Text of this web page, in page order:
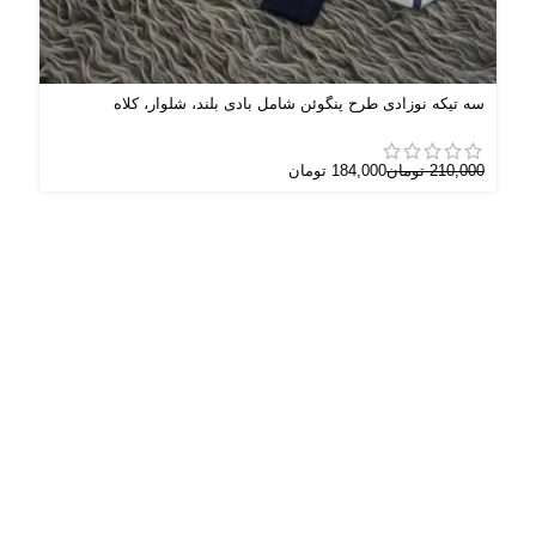
سه تیکه نوزادی طرح پنگوئن شامل بادی بلند، شلوار، کلاه
210,000 تومان184,000 تومان